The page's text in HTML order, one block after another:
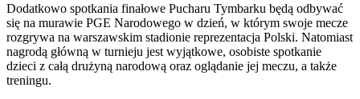
Dodatkowo spotkania finałowe Pucharu Tymbarku będą odbywać
się na murawie PGE Narodowego w dzień, w którym swoje mecze
rozgrywa na warszawskim stadionie reprezentacja Polski. Natomiast
nagrodą główną w turnieju jest wyjątkowe, osobiste spotkanie
dzieci z całą drużyną narodową oraz oglądanie jej meczu, a także
treningu.